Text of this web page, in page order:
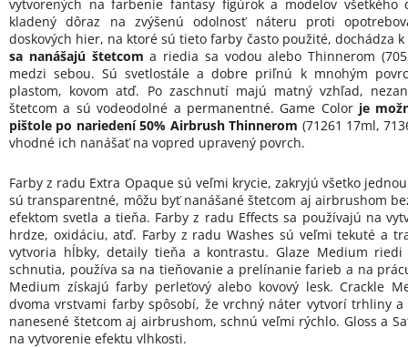
vytvorených na farbenie fantasy figúrok a modelov
kladený dôraz na zvýšenú odolnosť náteru proti
doskových hier, na ktoré sú tieto farby často použité, dochádza
sa nanášajú štetcom a riedia sa vodou alebo Thinnerom
medzi sebou. Sú svetlostále a dobre priľnú k mnohým
plastom, kovom atď. Po zaschnutí majú matný vzhľad,
štetcom a sú vodeodolné a permanentné. Game Colorje
pištole po nariedení 50% Airbrush Thinnerom (71261 17ml,
vhodné ich nanášať na vopred upravený povrch.
Farby z radu Extra Opaque sú veľmi krycie, zakryjú všetko
sú transparentné, môžu byť nanášané štetcom aj airbrushom
efektom svetla a tieňa. Farby z radu Effects sa používajú na
hrdze, oxidáciu, atď. Farby z radu Washes sú veľmi tekuté a
vytvoria hĺbky, detaily tieňa a kontrastu. Glaze Medium
schnutia, používa sa na tieňovanie a prelínanie farieb a na
Medium získajú farby perleťový alebo kovový lesk. Crackle
dvoma vrstvami farby spôsobí, že vrchný náter vytvorí trhliny
nanesené štetcom aj airbrushom, schnú veľmi rýchlo. Gloss a
na vytvorenie efektu vlhkosti.